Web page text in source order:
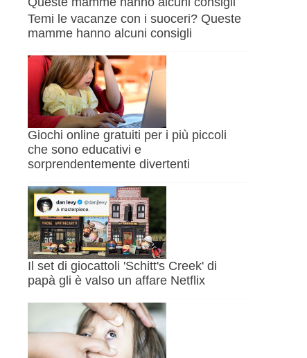
Temi le vacanze con i suoceri? Queste
mamme hanno alcuni consigli
Giochi online gratuiti per i più piccoli
che sono educativi e
sorprendentemente divertenti
Il set di giocattoli 'Schitt's Creek' di
papà gli è valso un affare Netflix